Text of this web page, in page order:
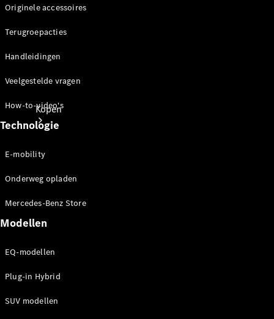
Kopen
Direct
beschikbare
auto’s
Onze acties
Corporate &
Originele accessoires
Terugroepacties
Handleidingen
Veelgestelde vragen
How-to-video's
Technologie
E-mobility
Onderweg opladen
Mercedes-Benz Store
Modellen
EQ-modellen
Plug-in Hybrid
SUV modellen